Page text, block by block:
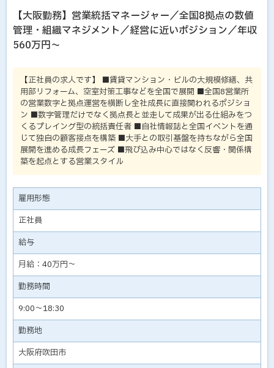
【大阪勤務】営業統括マネージャー／全国8拠点の数値
管理・組織マネジメント／経営に近いポジション／年収
560万円～
【正社員の求人です】 ■賃貸マンション・ビルの大規模修繕、共
用部リフォーム、空室対策工事などを全国で展開 ■全国8営業所
の営業数字と拠点運営を横断し全社成長に直接関われるポジショ
ン ■数字管理だけでなく拠点長と並走して成果が出る仕組みをつ
くるプレイング型の統括責任者 ■自社情報誌と全国イベントを通
じて独自の顧客接点を構築 ■大手との取引基盤を持ちながら全国
展開を進める成長フェーズ ■飛び込み中心ではなく反響・関係構
築を起点とする営業スタイル
雇用形態
正社員
給与
月給：40万円～
勤務時間
9:00～18:30
勤務地
大阪府吹田市